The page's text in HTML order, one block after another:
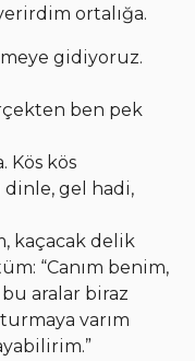
ortalığa.
gidiyoruz.
ben pek
Kös kös
dinle, gel hadi,
kaçacak delik
“Canım benim,
aralar biraz
varım